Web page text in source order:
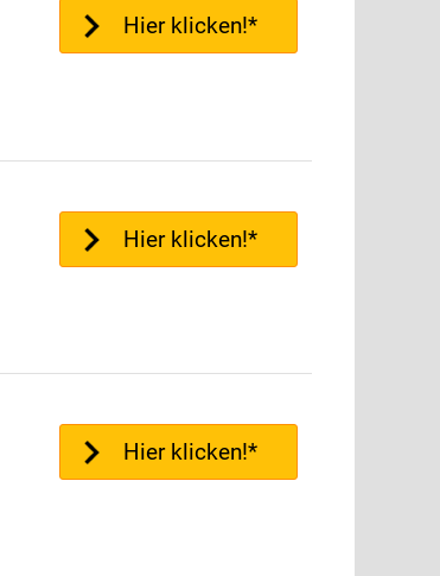
Hier klicken!*
Hier klicken!*
Hier klicken!*